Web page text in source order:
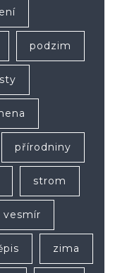
podzim
přírodniny
strom
zima